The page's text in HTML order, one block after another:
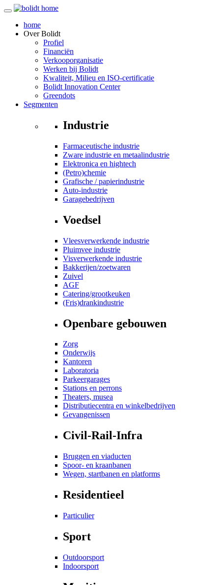
home
OverBolidt
Profiel
Financiën
Verkooporganisatie
Werken bij Bolidt
Kwaliteit, Milieu en ISO-certificatie
Bolidt Innovation Center
Greendots
Segmenten
Industrie
Farmaceutische industrie
Zware industrie en metaalindustrie
Elektronica en hightech
(Petro)chemie
Grafische / papierindustrie
Auto-industrie
Garagebedrijven
Voedsel
Vleesverwerkende industrie
Pluimvee industrie
Visverwerkende industrie
Bakkerijen/zoetwaren
Zuivel
AGF
Catering/grootkeuken
(Fris)drankindustrie
Openbare gebouwen
Zorg
Onderwijs
Kantoren
Laboratoria
Parkeergarages
Stations en perrons
Theaters, musea
Distributiecentra en winkelbedrijven
Gevangenissen
Civil-Rail-Infra
Bruggen en viaducten
Spoor- en kraanbanen
Wegen, startbanen en platforms
Residentieel
Particulier
Sport
Outdoorsport
Indoorsport